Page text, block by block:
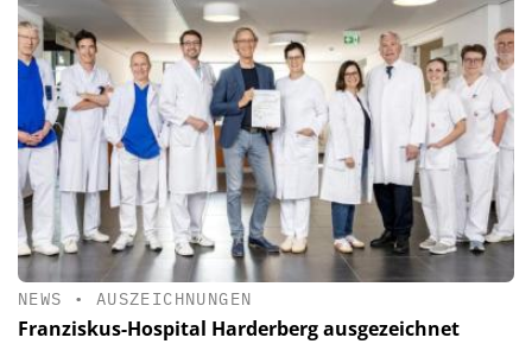
NEWS • AUSZEICHNUNGEN
Franziskus-Hospital Harderberg ausgezeichnet